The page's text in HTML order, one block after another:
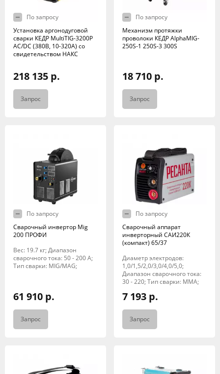
По запросу
Установка аргонодуговой
сварки КЕДР MultiTIG-3200P
AC/DC (380В, 10-320А) со
свидетельством НАКС
218 135 р.
Запрос
По запросу
Механизм протяжки
проволоки КЕДР AlphaMIG-
250S-1 250S-3 300S
18 710 р.
Запрос
По запросу
Сварочный инвертор Mig
200 ПРОФИ
Вес: 19.7 кг; Диапазон
сварочного тока: 50 - 200 А;
Тип сварки: MIG/MAG;
61 910 р.
Запрос
По запросу
Сварочный аппарат
инверторный САИ220К
(компакт) 65/37
Диаметр электродов:
1,0/1,5/2,0/3,0/4,0/5,0;
Диапазон сварочного тока:
30 - 220; Тип сварки: MMA;
7 193 р.
Запрос